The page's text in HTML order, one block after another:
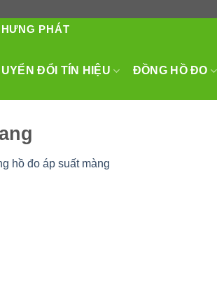
PHÁT
ĐỔI TÍN HIỆU ĐỒNG HỒ ĐO
hồ đo áp suất màng